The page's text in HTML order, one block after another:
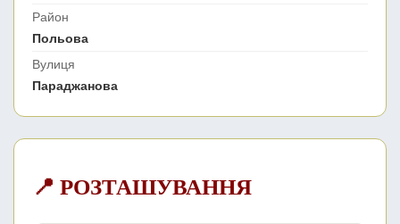
Район
Польова
Вулиця
Параджанова
📍 РОЗТАШУВАННЯ